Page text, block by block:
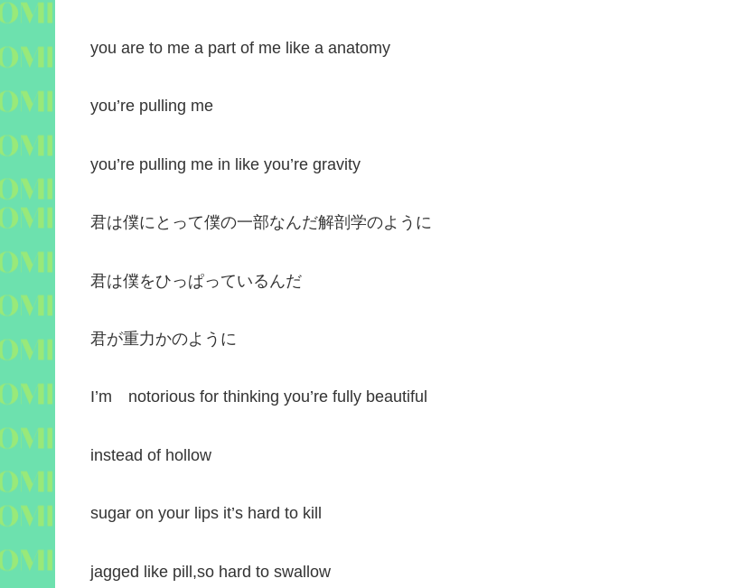
you are to me a part of me like a anatomy
you’re pulling me
you’re pulling me in like you’re gravity
君は僕にとって僕の一部なんだ解剖学のように
君は僕をひっぱっているんだ
君が重力かのように
I’m notorious for thinking you’re fully beautiful
instead of hollow
sugar on your lips it’s hard to kill
jagged like pill,so hard to swallow